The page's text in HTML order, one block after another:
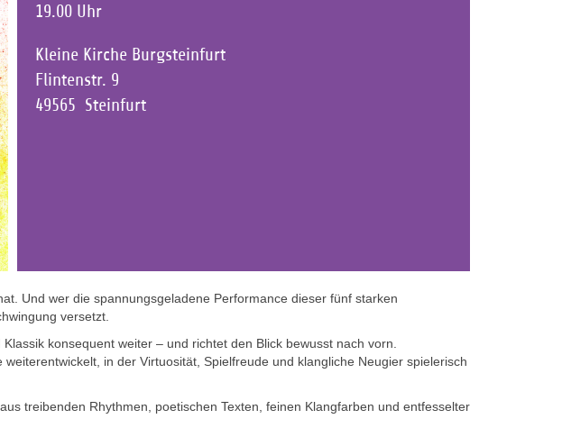
19.00 Uhr
Kleine Kirche Burgsteinfurt
Flintenstr. 9
49565 Steinfurt
Und wer die spannungsgeladene Performance dieser fünf starken
versetzt.
konsequent weiter – und richtet den Blick bewusst nach vorn.
in der Virtuosität, Spielfreude und klangliche Neugier spielerisch
treibenden Rhythmen, poetischen Texten, feinen Klangfarben und entfesselter